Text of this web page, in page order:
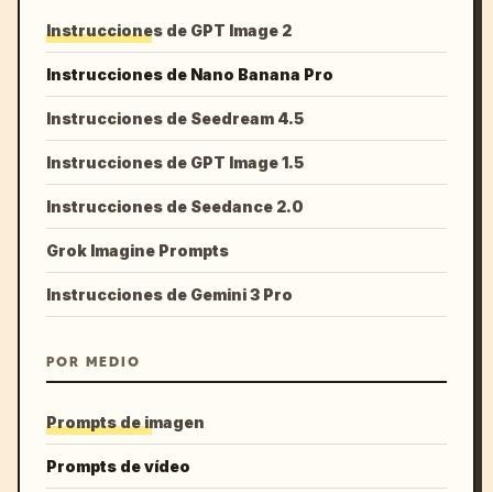
Instrucciones de GPT Image 2
Instrucciones de Nano Banana Pro
Instrucciones de Seedream 4.5
Instrucciones de GPT Image 1.5
Instrucciones de Seedance 2.0
Grok Imagine Prompts
Instrucciones de Gemini 3 Pro
POR MEDIO
Prompts de imagen
Prompts de vídeo